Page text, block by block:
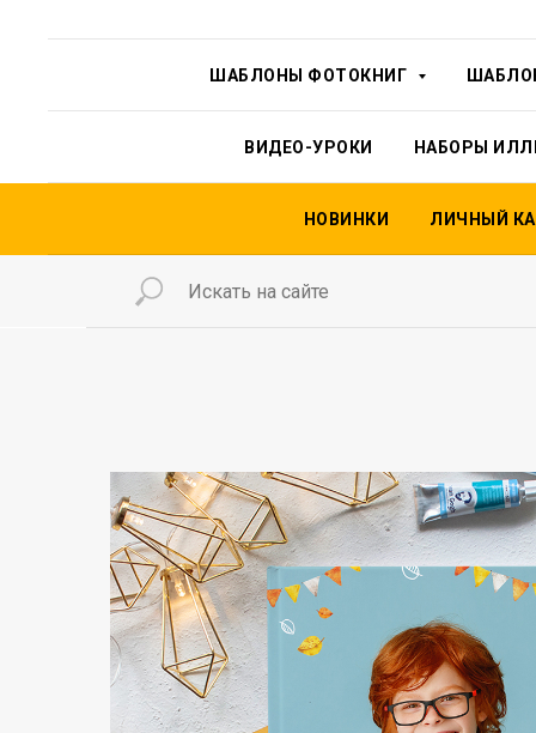
ШАБЛОНЫ ФОТОКНИГ
ВИДЕО-УРОКИ НАБОРЫ
НОВИНКИ ЛИЧНЫЙ